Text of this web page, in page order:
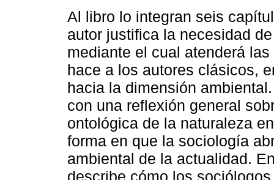
Al libro lo integran seis
autor justifica la necesidad
mediante el cual atenderá
hace a los autores clásicos,
hacia la dimensión
con una reflexión general
ontológica de la naturaleza
forma en que la sociología
ambiental de la actualidad.
describe cómo los